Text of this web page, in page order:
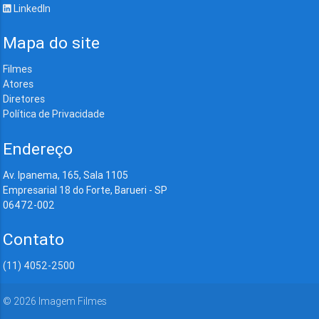
LinkedIn
Mapa do site
Filmes
Atores
Diretores
Política de Privacidade
Endereço
Av. Ipanema, 165, Sala 1105
Empresarial 18 do Forte, Barueri - SP
06472-002
Contato
(11) 4052-2500
© 2026 Imagem Filmes